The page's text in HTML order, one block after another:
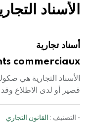
الأسناد
أسناد تجارية
commerciaux
الأسناد التجارية هي
قصير أو لدى الاطلاع
- التصنيف : القانون التجاري